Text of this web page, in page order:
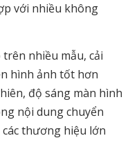
với nhiều không
nhiều mẫu, cải
hình ảnh tốt hơn
độ sáng màn hình
nội dung chuyển
thương hiệu lớn